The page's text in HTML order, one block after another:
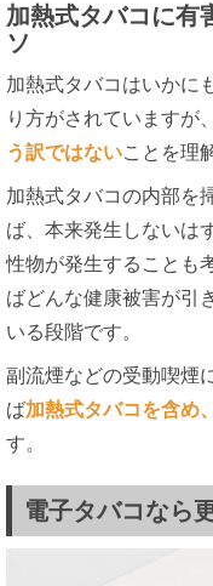
加熱式タバコに有
ソ
加熱式タバコはいかに
り方がされていますが、
う訳ではないことを理
加熱式タバコの内部を
ば、本来発生しないは
性物が発生することも
ばどんな健康被害が引
いる段階です。
副流煙などの受動喫煙
ば加熱式タバコを含め
す。
電子タバコなら